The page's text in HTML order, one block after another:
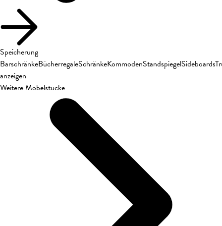
Speicherung
BarschränkeBücherregaleSchränkeKommodenStandspiegelSideboards
anzeigen
Weitere Möbelstücke